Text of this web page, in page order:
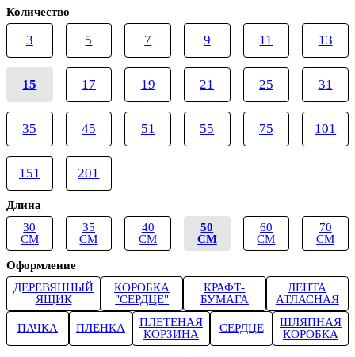
Количество
3 5 7 9 11 13
15 17 19 21 25 31
35 45 51 55 75 101
151 201
Длина
30
СМ
35
СМ
40
СМ
50
СМ
60
СМ
70
СМ
Оформление
ДЕРЕВЯННЫЙ
ЯЩИК
КОРОБКА
"СЕРДЦЕ"
КРАФТ-
БУМАГА
ЛЕНТА
АТЛАСНАЯ
ПАЧКА ПЛЕНКА
ПЛЕТЕНАЯ
КОРЗИНА
СЕРДЦЕ
ШЛЯПНАЯ
КОРОБКА